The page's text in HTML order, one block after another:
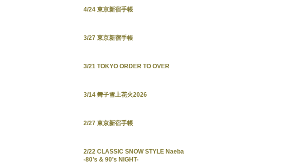
4/24 東京新宿手帳
3/27 東京新宿手帳
3/21 TOKYO ORDER TO OVER
3/14 舞子雪上花火2026
2/27 東京新宿手帳
2/22 CLASSIC SNOW STYLE Naeba
-80’s & 90’s NIGHT-